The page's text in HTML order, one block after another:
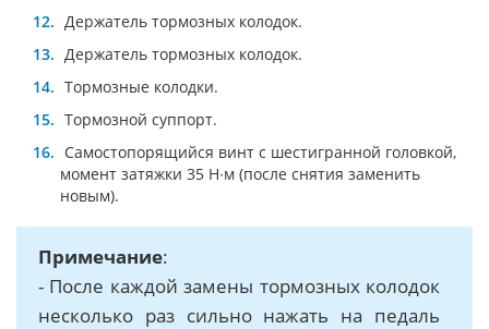
Держатель тормозных колодок.
Держатель тормозных колодок.
Тормозные колодки.
Тормозной суппорт.
Самостопорящийся винт с шестигранной головкой,
момент затяжки 35 Н∙м (после снятия заменить
новым).
Примечание:
- После каждой замены тормозных колодок
несколько раз сильно нажать на педаль